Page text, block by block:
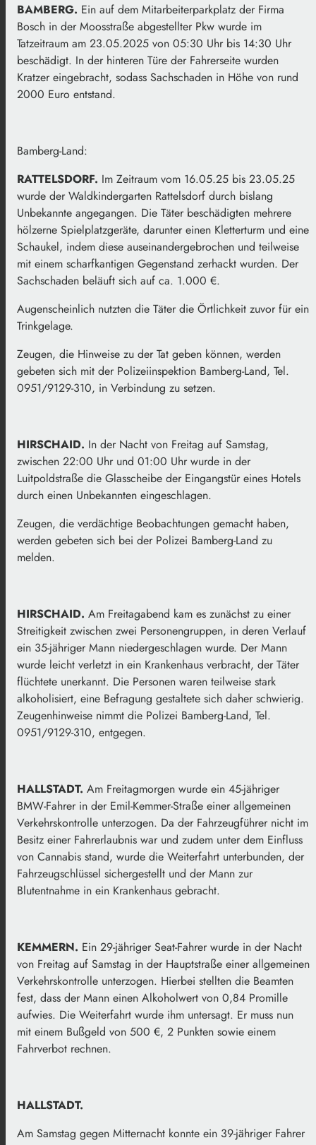
BAMBERG. Ein auf dem Mitarbeiterparkplatz der Firma
Bosch in der Moosstraße abgestellter Pkw wurde im
Tatzeitraum am 23.05.2025 von 05:30 Uhr bis 14:30 Uhr
beschädigt. In der hinteren Türe der Fahrerseite wurden
Kratzer eingebracht, sodass Sachschaden in Höhe von rund
2000 Euro entstand.
Bamberg-Land:
RATTELSDORF. Im Zeitraum vom 16.05.25 bis 23.05.25
wurde der Waldkindergarten Rattelsdorf durch bislang
Unbekannte angegangen. Die Täter beschädigten mehrere
hölzerne Spielplatzgeräte, darunter einen Kletterturm und eine
Schaukel, indem diese auseinandergebrochen und teilweise
mit einem scharfkantigen Gegenstand zerhackt wurden. Der
Sachschaden beläuft sich auf ca. 1.000 €.
Augenscheinlich nutzten die Täter die Örtlichkeit zuvor für ein
Trinkgelage.
Zeugen, die Hinweise zu der Tat geben können, werden
gebeten sich mit der Polizeiinspektion Bamberg-Land, Tel.
0951/9129-310, in Verbindung zu setzen.
HIRSCHAID. In der Nacht von Freitag auf Samstag,
zwischen 22:00 Uhr und 01:00 Uhr wurde in der
Luitpoldstraße die Glasscheibe der Eingangstür eines Hotels
durch einen Unbekannten eingeschlagen.
Zeugen, die verdächtige Beobachtungen gemacht haben,
werden gebeten sich bei der Polizei Bamberg-Land zu
melden.
HIRSCHAID. Am Freitagabend kam es zunächst zu einer
Streitigkeit zwischen zwei Personengruppen, in deren Verlauf
ein 35-jähriger Mann niedergeschlagen wurde. Der Mann
wurde leicht verletzt in ein Krankenhaus verbracht, der Täter
flüchtete unerkannt. Die Personen waren teilweise stark
alkoholisiert, eine Befragung gestaltete sich daher schwierig.
Zeugenhinweise nimmt die Polizei Bamberg-Land, Tel.
0951/9129-310, entgegen.
HALLSTADT. Am Freitagmorgen wurde ein 45-jähriger
BMW-Fahrer in der Emil-Kemmer-Straße einer allgemeinen
Verkehrskontrolle unterzogen. Da der Fahrzeugführer nicht im
Besitz einer Fahrerlaubnis war und zudem unter dem Einfluss
von Cannabis stand, wurde die Weiterfahrt unterbunden, der
Fahrzeugschlüssel sichergestellt und der Mann zur
Blutentnahme in ein Krankenhaus gebracht.
KEMMERN. Ein 29-jähriger Seat-Fahrer wurde in der Nacht
von Freitag auf Samstag in der Hauptstraße einer allgemeinen
Verkehrskontrolle unterzogen. Hierbei stellten die Beamten
fest, dass der Mann einen Alkoholwert von 0,84 Promille
aufwies. Die Weiterfahrt wurde ihm untersagt. Er muss nun
mit einem Bußgeld von 500 €, 2 Punkten sowie einem
Fahrverbot rechnen.
HALLSTADT.
Am Samstag gegen Mitternacht konnte ein 39-jähriger Fahrer